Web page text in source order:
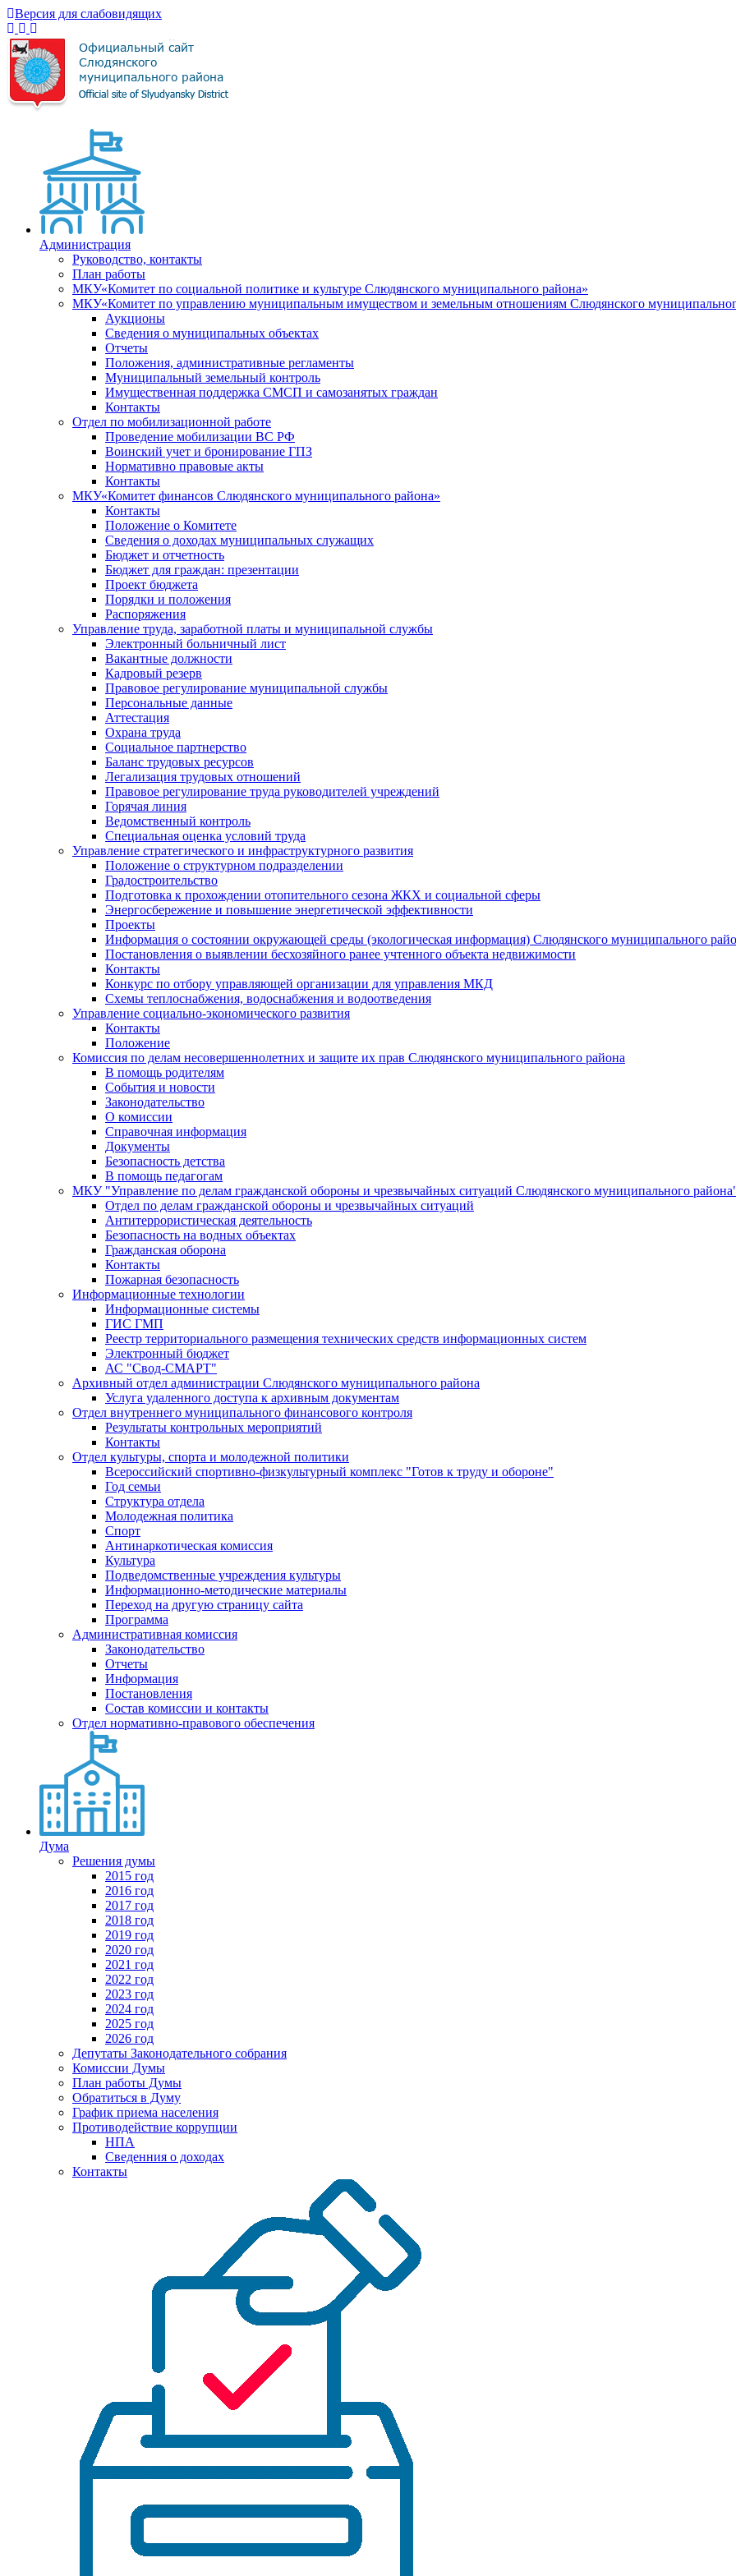
Версия для слабовидящих
Администрация
Руководство, контакты
План работы
МКУ«Комитет по социальной политике и культуре Слюдянского муниципального района»
МКУ«Комитет по управлению муниципальным имуществом и земельным отношениям Слюдянского
Аукционы
Сведения о муниципальных объектах
Отчеты
Положения, административные регламенты
Муниципальный земельный контроль
Имущественная поддержка СМСП и самозанятых граждан
Контакты
Отдел по мобилизационной работе
Проведение мобилизации ВС РФ
Воинский учет и бронирование ГПЗ
Нормативно правовые акты
Контакты
МКУ«Комитет финансов Слюдянского муниципального района»
Контакты
Положение о Комитете
Сведения о доходах муниципальных служащих
Бюджет и отчетность
Бюджет для граждан: презентации
Проект бюджета
Порядки и положения
Распоряжения
Управление труда, заработной платы и муниципальной службы
Электронный больничный лист
Вакантные должности
Кадровый резерв
Правовое регулирование муниципальной службы
Персональные данные
Аттестация
Охрана труда
Социальное партнерство
Баланс трудовых ресурсов
Легализация трудовых отношений
Правовое регулирование труда руководителей учреждений
Горячая линия
Ведомственный контроль
Специальная оценка условий труда
Управление стратегического и инфраструктурного развития
Положение о структурном подразделении
Градостроительство
Подготовка к прохождении отопительного сезона ЖКХ и социальной сферы
Энергосбережение и повышение энергетической эффективности
Проекты
Информация о состоянии окружающей среды (экологическая информация) Слюдянского муниципального
Постановления о выявлении бесхозяйного ранее учтенного объекта недвижимости
Контакты
Конкурс по отбору управляющей организации для управления МКД
Схемы теплоснабжения, водоснабжения и водоотведения
Управление социально-экономического развития
Контакты
Положение
Комиссия по делам несовершеннолетних и защите их прав Слюдянского муниципального района
В помощь родителям
События и новости
Законодательство
О комиссии
Справочная информация
Документы
Безопасность детства
В помощь педагогам
МКУ "Управление по делам гражданской обороны и чрезвычайных ситуаций Слюдянского муниципального
Отдел по делам гражданской обороны и чрезвычайных ситуаций
Антитеррористическая деятельность
Безопасность на водных объектах
Гражданская оборона
Контакты
Пожарная безопасность
Информационные технологии
Информационные системы
ГИС ГМП
Реестр территориального размещения технических средств информационных систем
Электронный бюджет
АС "Свод-СМАРТ"
Архивный отдел администрации Слюдянского муниципального района
Услуга удаленного доступа к архивным документам
Отдел внутреннего муниципального финансового контроля
Результаты контрольных мероприятий
Контакты
Отдел культуры, спорта и молодежной политики
Всероссийский спортивно-физкультурный комплекс "Готов к труду и обороне"
Год семьи
Структура отдела
Молодежная политика
Спорт
Антинаркотическая комиссия
Культура
Подведомственные учреждения культуры
Информационно-методические материалы
Переход на другую страницу сайта
Программа
Административная комиссия
Законодательство
Отчеты
Информация
Постановления
Состав комиссии и контакты
Отдел нормативно-правового обеспечения
Дума
Решения думы
2015 год
2016 год
2017 год
2018 год
2019 год
2020 год
2021 год
2022 год
2023 год
2024 год
2025 год
2026 год
Депутаты Законодательного собрания
Комиссии Думы
План работы Думы
Обратиться в Думу
График приема населения
Противодействие коррупции
НПА
Сведенния о доходах
Контакты